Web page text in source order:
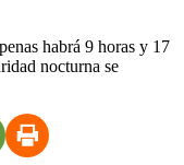
habrá 9 horas y 17
nocturna se